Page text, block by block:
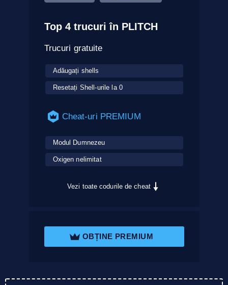
Top 4 trucuri în PLITCH
Trucuri gratuite
Adăugați shells
Resetați Shell-urile la 0
Cheat-uri PREMIUM
Modul Dumnezeu
Oxigen nelimitat
Vezi toate codurile de cheat
OBȚINE PREMIUM